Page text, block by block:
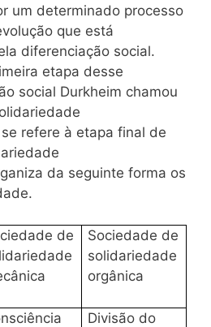
um determinado processo
que está
diferenciação social.
etapa desse
social Durkheim chamou
se refere à etapa final de
da seguinte forma os
de
Sociedade de
solidariedade
orgânica
Divisão do